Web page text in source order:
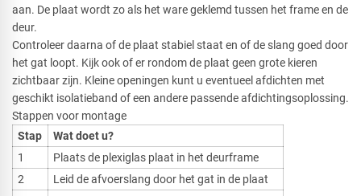
aan. De plaat wordt zo als het ware geklemd tussen het frame en de
deur.
Controleer daarna of de plaat stabiel staat en of de slang goed door
het gat loopt. Kijk ook of er rondom de plaat geen grote kieren
zichtbaar zijn. Kleine openingen kunt u eventueel afdichten met
geschikt isolatieband of een andere passende afdichtingsoplossing.
Stappen voor montage
Stap
Wat doet u?
1
Plaats de plexiglas plaat in het deurframe
2
Leid de afvoerslang door het gat in de plaat